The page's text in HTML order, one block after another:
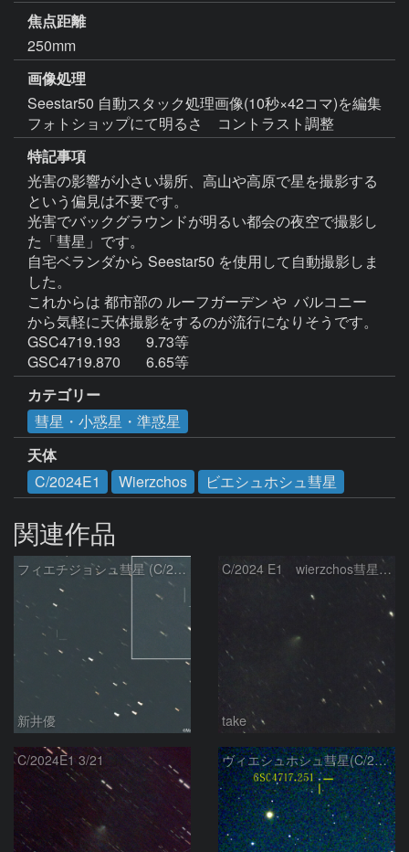
焦点距離
250mm
画像処理
Seestar50 自動スタック処理画像(10秒×42コマ)を編集
特記事項
光害の影響が小さい場所、高山や高原で星を撮影する
という偏見は不要です。
光害でバックグラウンドが明るい都会の夜空で撮影し
た「彗星」です。
自宅ベランダから Seestar50 を使用して自動撮影しま
した。
これからは 都市部の ルーフガーデン や  バルコニー
から気軽に天体撮影をするのが流行になりそうです。
GSC4719.193       9.73等
カテゴリー
彗星・小惑星・準惑星
天体
C/2024E1
Wierzchos ビエシュホシュ彗星
関連作品
フィエチジョシュ彗星 (C/2024E1)：2026/04/02
新井優
C/2024 E1 wierzchos彗星（3/22）
take
C/2024E1 3/21 ヴィエシュホシュ彗星(C/2024E1) 3月14日Seestar50